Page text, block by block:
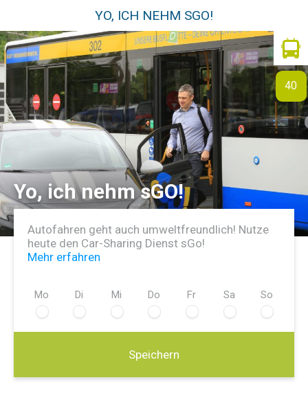
YO, ICH NEHM SGO!
Yo, ich nehm sGO!
40
Autofahren geht auch umweltfreundlich! Nutze
heute den Car-Sharing Dienst sGo!
Mehr erfahren
Mo Di Mi Do Fr Sa So
Speichern